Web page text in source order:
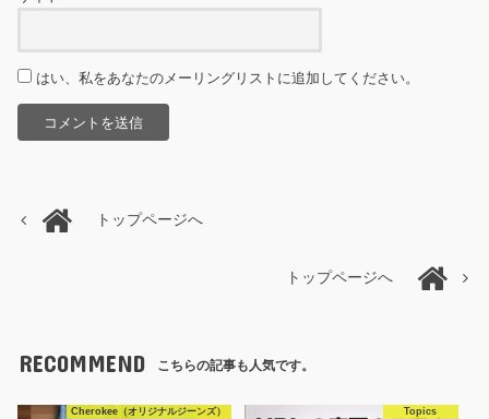
はい、私をあなたのメーリングリストに追加してください。
トップページへ
トップページへ
RECOMMEND こちらの記事も人気です。
Cherokee（オリジナルジーンズ） Topics